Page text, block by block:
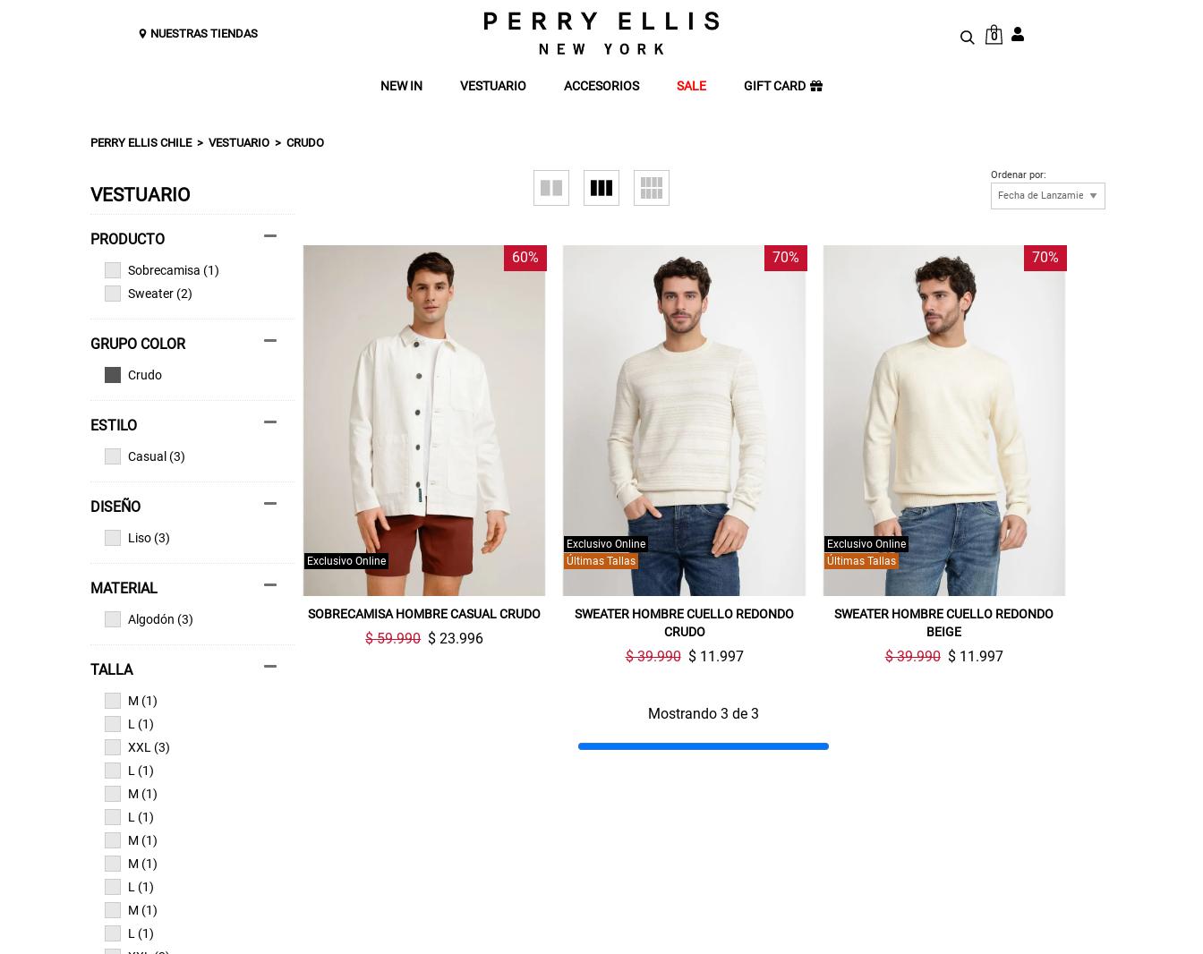
NUESTRAS TIENDAS 0
NEW IN VESTUARIO ACCESORIOS SALE GIFT CARD
PERRY ELLIS CHILE VESTUARIO CRUDO
VESTUARIO
Sobrecamisa (1)
Sweater (2)
GRUPO COLOR
Crudo
ESTILO
Casual (3)
DISEÑO
Liso (3)
MATERIAL
Algodón (3)
TALLA
M (1)
L (1)
XXL (3)
L (1)
M (1)
L (1)
M (1)
M (1)
L (1)
M (1)
L (1)
Ordenar por:
60%
Exclusivo Online
SOBRECAMISA HOMBRE CASUAL CRUDO
$ 59.990 $ 23.996
70%
Últimas Tallas
Exclusivo Online
SWEATER HOMBRE CUELLO REDONDO
CRUDO
$ 39.990 $ 11.997
70%
Últimas Tallas
Exclusivo Online
SWEATER HOMBRE CUELLO REDONDO
BEIGE
$ 39.990 $ 11.997
Mostrando 3 de 3